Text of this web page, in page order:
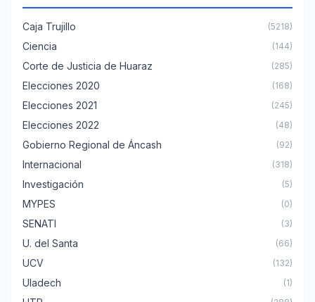
Caja Trujillo (5218)
Ciencia (144)
Corte de Justicia de Huaraz (285)
Elecciones 2020 (168)
Elecciones 2021 (245)
Elecciones 2022 (48)
Gobierno Regional de Áncash (92)
Internacional (318)
Investigación (5)
MYPES (0)
SENATI (3)
U. del Santa (66)
UCV (132)
Uladech (1)